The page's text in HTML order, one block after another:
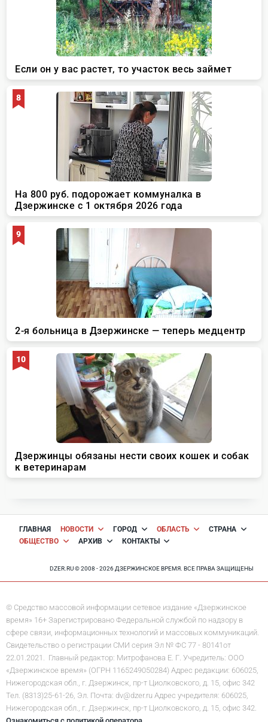
ГЛАВНАЯ НОВОСТИ ГОРОД ОБЛАСТЬ
СТРАНА
ОБЩЕСТВО
АРХИВ КОНТАКТЫ
DZER.RU © 2008 - 2026 ДЗЕРЖИНСКОЕ ВРЕМЯ. ВСЕ ПРАВА ЗАЩИЩЕНЫ
© Средство массовой информации сетевое издание «Дзержинское
время» 16+ Зарегистрировано Федеральной службой по надзору в
сфере связи, информационных технологий и массовых коммуникаций.
Свидетельство о регистрации СМИ серия Эл № ФС 77 - 80141от
22.01.2021. Главный редактор: Митрофанова Е. Г. Учредитель: ООО
«Дзержинское время» (ОГРН 1165249050284) Адрес редакции: 606025,
Нижегородская обл., г. Дзержинск, пр-т Циолковского, д. 15, офис 342
Тел. (8313)25-61-26, Эл. Почта: dv@dzer.ru Адрес учредителя: 606025,
Нижегородская обл., г. Дзержинск, пр-т Циолковского, д. 15, офис 342.